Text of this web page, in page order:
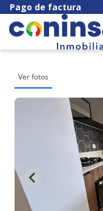
Pago de factura
Ver fotos